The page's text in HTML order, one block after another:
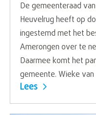
De gemeenteraad
Heuvelrug heeft op
ingestemd met het
Amerongen over te
Daarmee komt het
gemeente. Wieke van
Lees